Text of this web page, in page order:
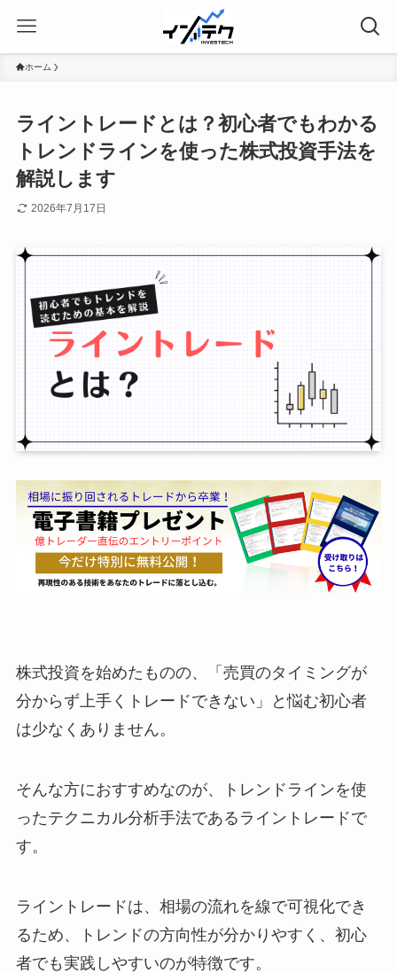
ホーム
ライントレードとは？初心者でもわかる
トレンドラインを使った株式投資手法を
解説します
2026年7月17日
株式投資を始めたものの、「売買のタイミングが
分からず上手くトレードできない」と悩む初心者
は少なくありません。
そんな方におすすめなのが、トレンドラインを使
ったテクニカル分析手法であるライントレードで
す。
ライントレードは、相場の流れを線で可視化でき
るため、トレンドの方向性が分かりやすく、初心
者でも実践しやすいのが特徴です。